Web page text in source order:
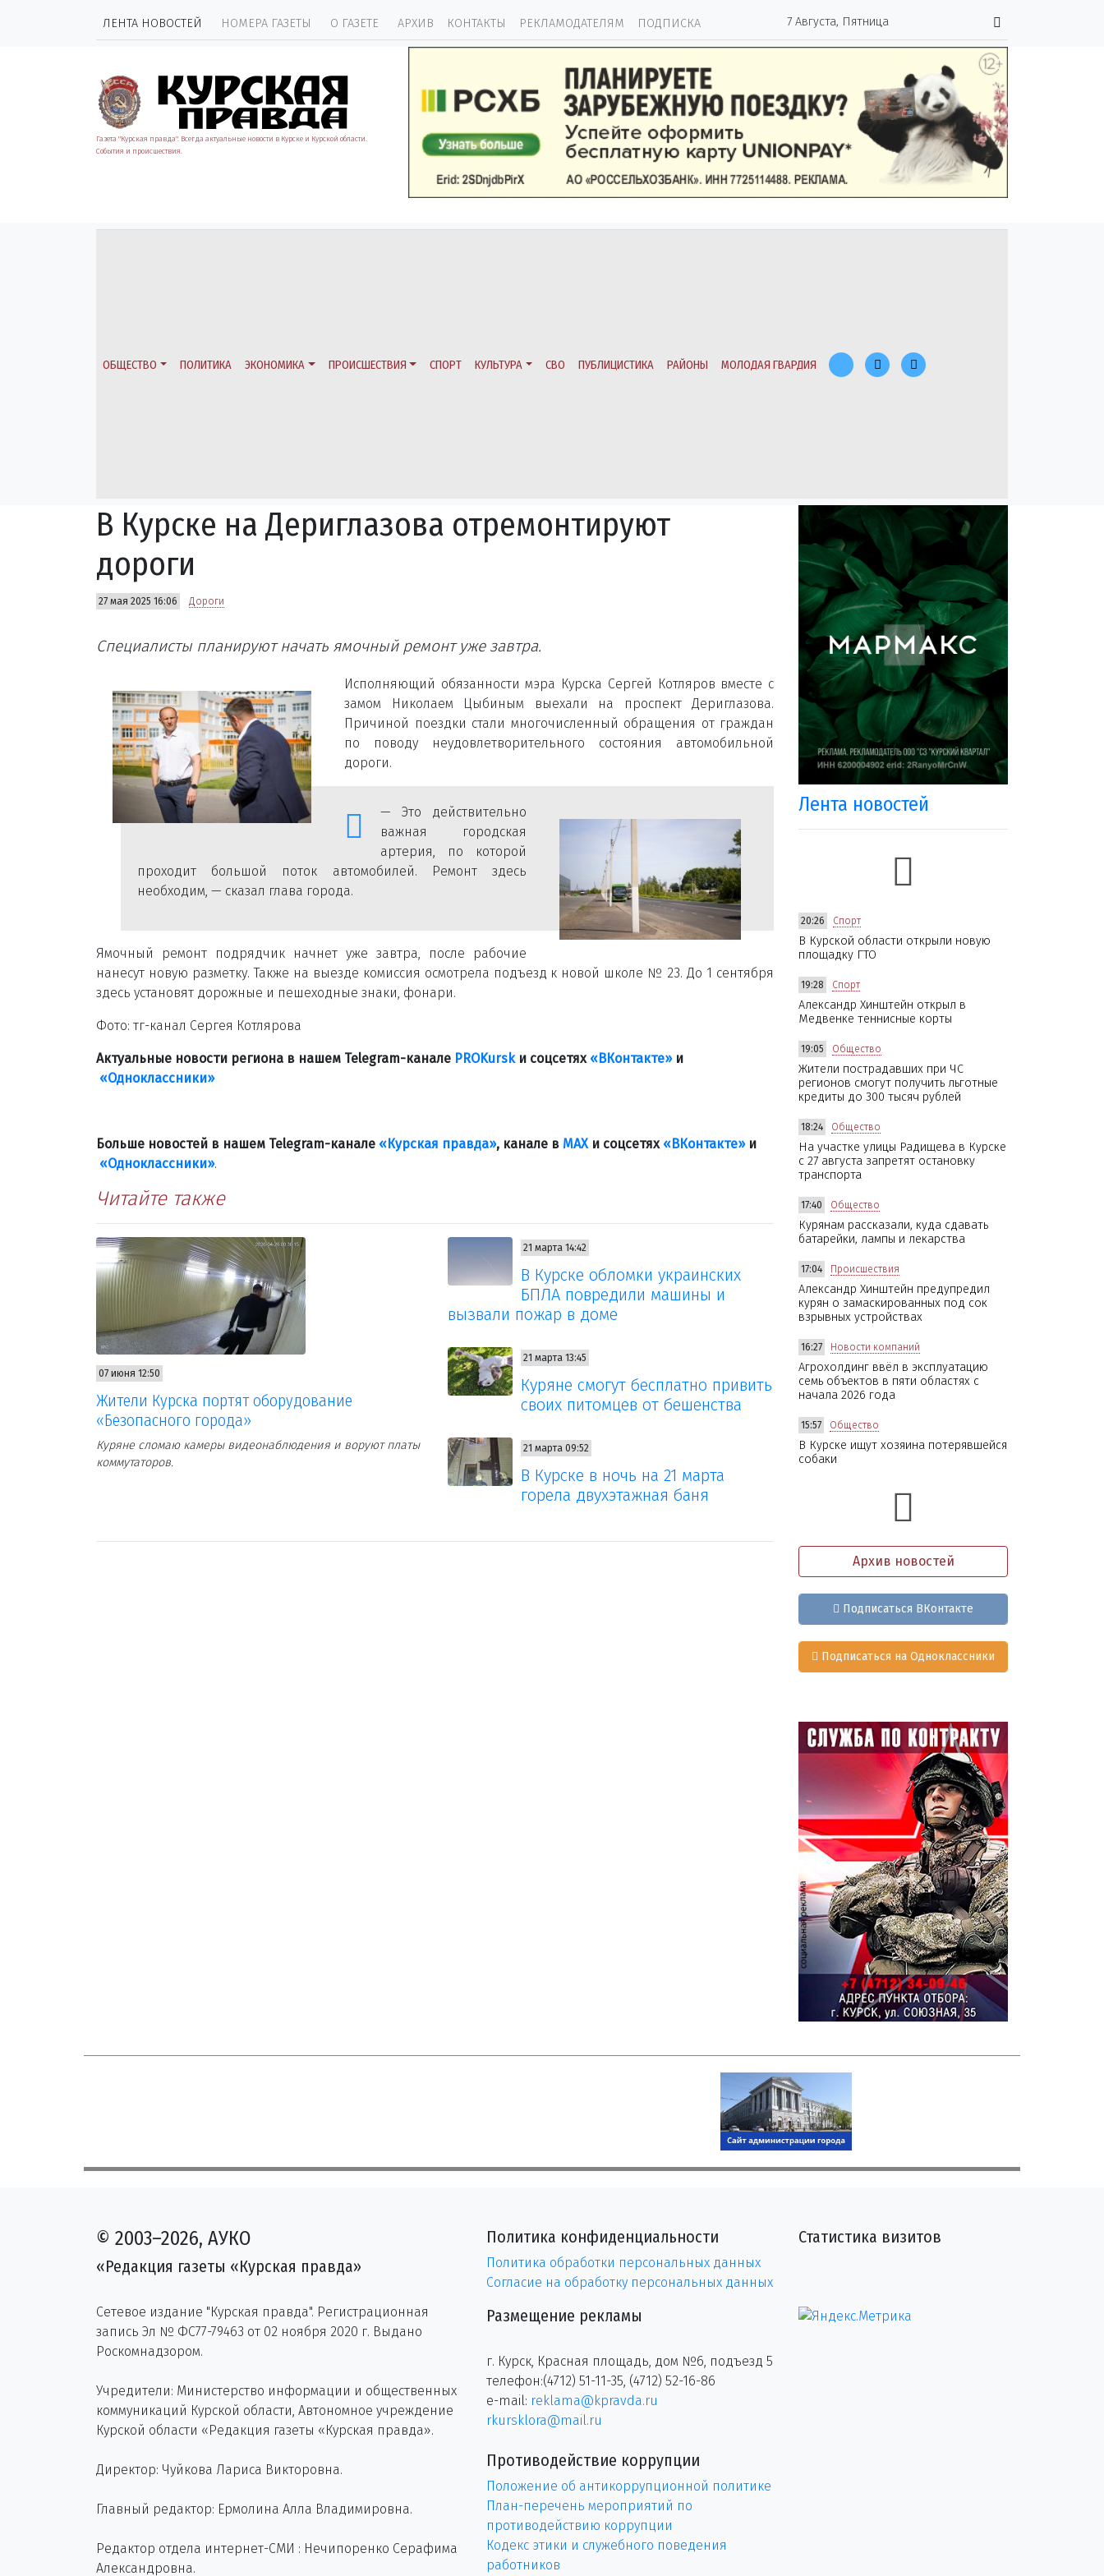
ЛЕНТА НОВОСТЕЙ НОМЕРА ГАЗЕТЫ О ГАЗЕТЕ АРХИВ КОНТАКТЫ РЕКЛАМОДАТЕЛЯМ ПОДПИСКА 7 Августа, Пятница
Газета "Курская правда". Всегда актуальные новости в Курске и Курской области.
События и происшествия.
ОБЩЕСТВО ПОЛИТИКА ЭКОНОМИКА ПРОИСШЕСТВИЯ СПОРТ КУЛЬТУРА СВО ПУБЛИЦИСТИКА РАЙОНЫ МОЛОДАЯ ГВАРДИЯ
В Курске на Дериглазова отремонтируют
дороги
27 мая 2025 16:06 Дороги
Специалисты планируют начать ямочный ремонт уже завтра.
Исполняющий обязанности мэра Курска Сергей Котляров вместе с
замом Николаем Цыбиным выехали на проспект Дериглазова.
Причиной поездки стали многочисленный обращения от граждан
по поводу неудовлетворительного состояния автомобильной
дороги.
— Это действительно
важная городская
артерия, по которой
проходит большой поток автомобилей. Ремонт здесь
необходим, — сказал глава города.
Ямочный ремонт подрядчик начнет уже завтра, после рабочие
нанесут новую разметку. Также на выезде комиссия осмотрела подъезд к новой школе № 23. До 1 сентября
здесь установят дорожные и пешеходные знаки, фонари.
Фото: тг-канал Сергея Котлярова
Актуальные новости региона в нашем Telegram-канале PROKurskи соцсетях «ВКонтакте»и
«Одноклассники»
Больше новостей в нашем Telegram-канале «Курская правда», канале в МАХи соцсетях «ВКонтакте»и
«Одноклассники».
Читайте также
07 июня 12:50
Жители Курска портят оборудование
«Безопасного города»
Куряне сломаю камеры видеонаблюдения и воруют платы
коммутаторов.
21 марта 14:42
В Курске обломки украинских
БПЛА повредили машины и
вызвали пожар в доме
21 марта 13:45
Куряне смогут бесплатно привить
своих питомцев от бешенства
21 марта 09:52
В Курске в ночь на 21 марта
горела двухэтажная баня
Лента новостей
20:26 Спорт
В Курской области открыли новую
площадку ГТО
19:28 Спорт
Александр Хинштейн открыл в
Медвенке теннисные корты
19:05 Общество
Жители пострадавших при ЧС
регионов смогут получить льготные
кредиты до 300 тысяч рублей
18:24 Общество
На участке улицы Радищева в Курске
с 27 августа запретят остановку
транспорта
17:40 Общество
Курянам рассказали, куда сдавать
батарейки, лампы и лекарства
17:04 Происшествия
Александр Хинштейн предупредил
курян о замаскированных под сок
взрывных устройствах
16:27 Новости компаний
Агрохолдинг ввёл в эксплуатацию
семь объектов в пяти областях с
начала 2026 года
15:57 Общество
В Курске ищут хозяина потерявшейся
собаки
Архив новостей
Подписаться ВКонтакте
Подписаться на Одноклассники
© 2003–2026, АУКО
«Редакция газеты «Курская правда»
Сетевое издание "Курская правда". Регистрационная
запись Эл № ФС77-79463 от 02 ноября 2020 г. Выдано
Роскомнадзором.
Учредители: Министерство информации и общественных
коммуникаций Курской области, Автономное учреждение
Курской области «Редакция газеты «Курская правда».
Директор: Чуйкова Лариса Викторовна.
Главный редактор: Ермолина Алла Владимировна.
Редактор отдела интернет-СМИ : Нечипоренко Серафима
Александровна.
Политика конфиденциальности
Политика обработки персональных данных
Согласие на обработку персональных данных
Размещение рекламы
г. Курск, Красная площадь, дом №6, подъезд 5
телефон:(4712) 51-11-35, (4712) 52-16-86
e-mail: reklama@kpravda.ru
rkursklora@mail.ru
Противодействие коррупции
Положение об антикоррупционной политике
План-перечень мероприятий по
противодействию коррупции
Кодекс этики и служебного поведения
работников
Статистика визитов